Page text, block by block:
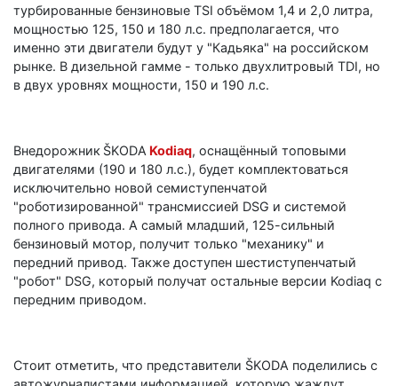
турбированные бензиновые TSI объёмом 1,4 и 2,0 литра,
мощностью 125, 150 и 180 л.с. предполагается, что
именно эти двигатели будут у "Кадьяка" на российском
рынке. В дизельной гамме - только двухлитровый TDI, но
в двух уровнях мощности, 150 и 190 л.с.
Внедорожник ŠKODA Kodiaq, оснащённый топовыми
двигателями (190 и 180 л.с.), будет комплектоваться
исключительно новой семиступенчатой
"роботизированной" трансмиссией DSG и системой
полного привода. А самый младший, 125-сильный
бензиновый мотор, получит только "механику" и
передний привод. Также доступен шестиступенчатый
"робот" DSG, который получат остальные версии Kodiaq с
передним приводом.
Стоит отметить, что представители ŠKODA поделились с